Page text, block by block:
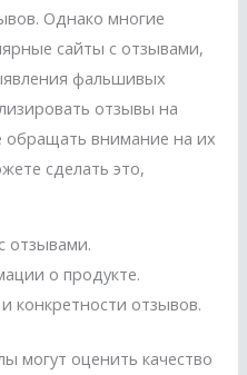
Однако многие
сайты с отзывами,
фальшивых
отзывы на
обращать внимание на их
сделать это,
отзывами.
о продукте.
конкретности отзывов.
могут оценить качество